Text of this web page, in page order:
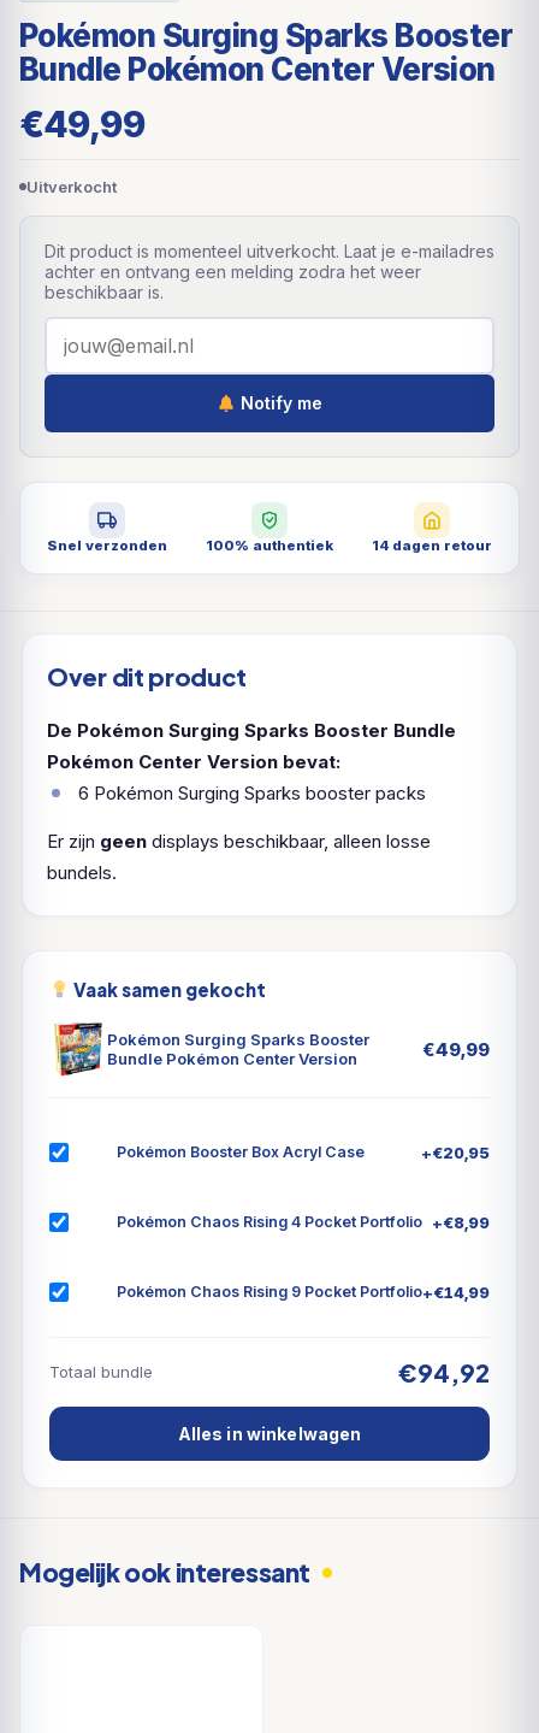
Pokémon Surging Sparks Booster
Bundle Pokémon Center Version
€49,99
Uitverkocht
Dit product is momenteel uitverkocht. Laat je e-mailadres
achter en ontvang een melding zodra het weer
beschikbaar is.
Notify me
Snel verzonden 100% authentiek 14 dagen retour
Over dit product
De Pokémon Surging Sparks Booster Bundle
Pokémon Center Version bevat:
6 Pokémon Surging Sparks booster packs
Er zijn geen displays beschikbaar, alleen losse
bundels.
Vaak samen gekocht
Pokémon Surging Sparks Booster
Bundle Pokémon Center Version
€49,99
Pokémon Booster Box Acryl Case +€20,95
Pokémon Chaos Rising 4 Pocket Portfolio +€8,99
Pokémon Chaos Rising 9 Pocket Portfolio+€14,99
Totaal bundle €94,92
Alles in winkelwagen
Mogelijk ook interessant